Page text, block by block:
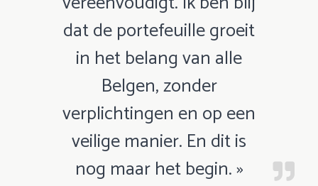
dat de portefeuille groeit
in het belang van alle
Belgen, zonder
verplichtingen en op een
veilige manier. En dit is
nog maar het begin. »